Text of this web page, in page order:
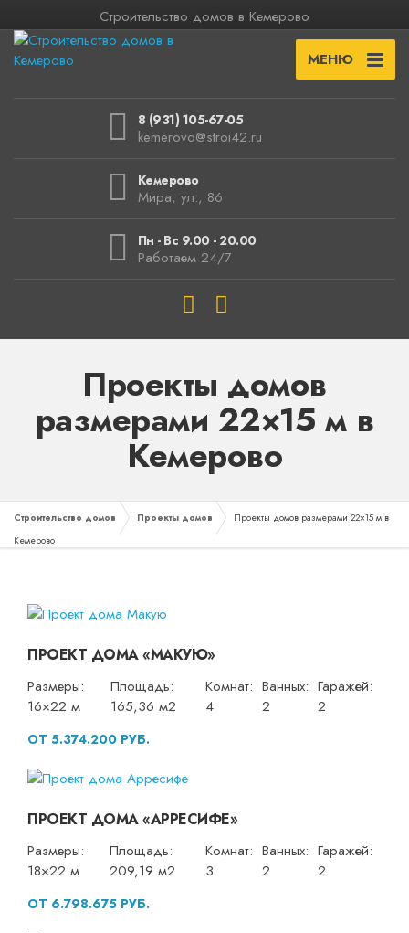
Строительство домов в Кемерово
МЕНЮ
8 (931) 105-67-05
kemerovo@stroi42.ru
Кемерово
Мира, ул., 86
Пн - Вс 9.00 - 20.00
Работаем 24/7
Проекты домов
размерами 22×15 м в
Кемерово
Строительство домов Проекты домов
Проекты домов размерами 22×15 м в
Кемерово
ПРОЕКТ ДОМА «МАКУЮ»
Размеры:
16×22 м
Площадь:
165,36 м2
Комнат:
4
Ванных:
2
Гаражей:
2
ОТ 5.374.200 РУБ.
ПРОЕКТ ДОМА «АРРЕСИФЕ»
Размеры:
18×22 м
Площадь:
209,19 м2
Комнат:
3
Ванных:
2
Гаражей:
2
ОТ 6.798.675 РУБ.